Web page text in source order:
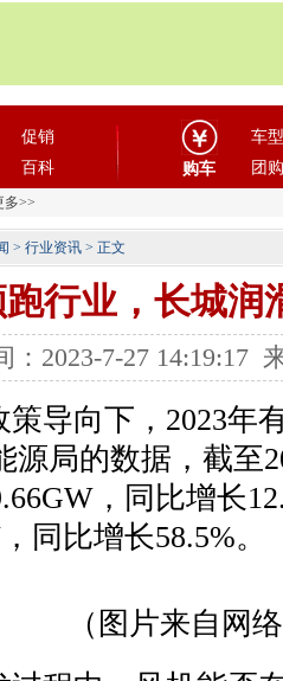
促销
百科 购车
车型
团购
多>>
> 行业资讯 > 正文
行业，长城润
：2023-7-27 14:19:17
导向下，2023年
源局的数据，截至
，同比增长
同比增长58.5%。
（图片来自网